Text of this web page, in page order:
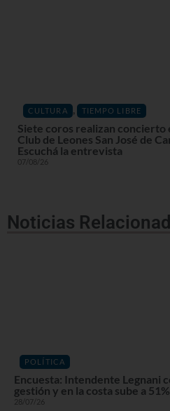
CULTURA , TIEMPO LIBRE
Siete coros realizan concierto
Club de Leones San José de
Escuchá la entrevista
07/08/26
Noticias
POLÍTICA
Encuesta: Intendente Legnani
gestión y en la costa sube a 51%
28/07/26